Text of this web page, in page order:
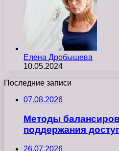
Елена Дробышева
10.05.2024
Последние записи
07.08.2026
Методы
поддержания
26.07.2026